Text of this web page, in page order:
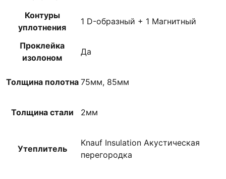
Контуры
уплотнения
1 D-образный + 1 Магнитный
Проклейка
изолоном
Да
Толщина полотна 75мм, 85мм
Толщина стали 2мм
Утеплитель
Knauf Insulation Акустическая
перегородка